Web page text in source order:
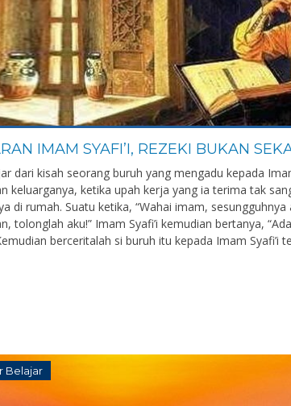
IMAM SYAFI’I, REZEKI BUKAN
dari kisah seorang buruh yang mengadu kepada
keluarganya, ketika upah kerja yang ia terima tak
di rumah. Suatu ketika, “Wahai imam,
tolonglah aku!” Imam Syafi’i kemudian bertanya,
berceritalah si buruh itu kepada Imam Syafi’i
Belajar